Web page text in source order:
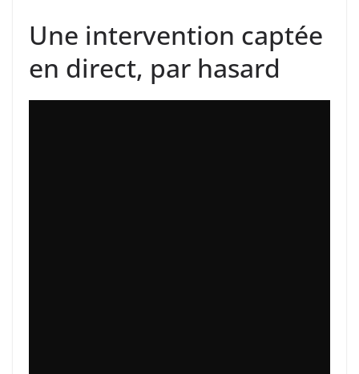
Une intervention captée
en direct, par hasard